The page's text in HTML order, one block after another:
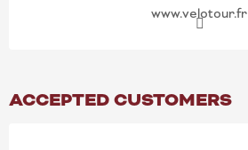
www.velotour.fr
ACCEPTED CUSTOMERS